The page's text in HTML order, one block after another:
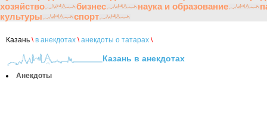
хозяйство
бизнес наука и образование
культуры
спорт
Казань \ в анекдотах \ анекдоты о татарах \
Казань в анекдотах
Анекдоты